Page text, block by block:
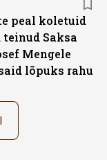
peal koletuid
Saksa
Mengele
lõpuks rahu